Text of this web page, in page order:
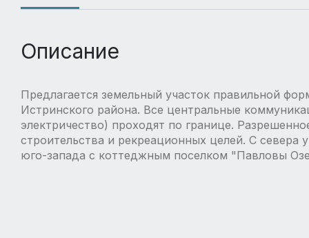
Описание
Предлагается земельный участок правильной
Истринского района. Все центральные
электричество) проходят по границе.
строительства и рекреационных целей. С севера
юго-запада с коттеджным поселком "Павловы